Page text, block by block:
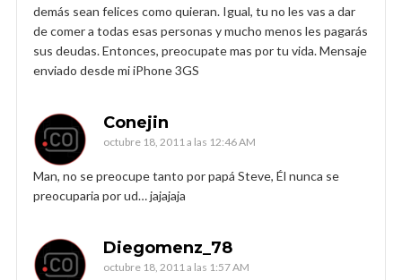
demás sean felices como quieran. Igual, tu no les vas a dar
de comer a todas esas personas y mucho menos les pagarás
sus deudas. Entonces, preocupate mas por tu vida. Mensaje
enviado desde mi iPhone 3GS
Conejin
octubre 18, 2011 a las 12:46 AM
Man, no se preocupe tanto por papá Steve, Él nunca se
preocuparia por ud… jajajaja
Diegomenz_78
octubre 18, 2011 a las 1:57 AM